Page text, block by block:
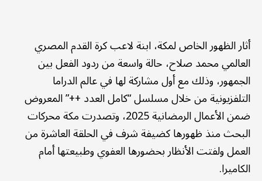
أثار الظهور الخاص لمكة، ابنة لاعب كرة القدم المصري
العالمي محمد صلاح، حالة واسعة من ردود الفعل بين
الجمهور، وذلك مع أول مشاركة لها في عالم الدراما
التلفزيونية من خلال مسلسل “كامل العدد ++” المعروض
ضمن الأعمال الرمضانية 2025، وتصدرت مكة محركات
البحث منذ ظهورها كضيفة شرف في الحلقة العاشرة من
العمل ولفتت الأنظار بحضورها العفوي وطبيعتها أمام
الكاميرا.